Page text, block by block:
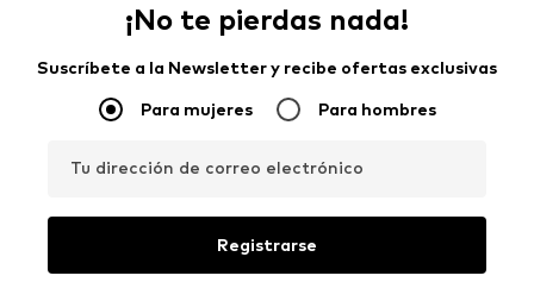
¡No te pierdas nada!
Suscríbete a la Newsletter y recibe ofertas exclusivas
Para mujeres Para hombres
Tu dirección de correo electrónico
Registrarse